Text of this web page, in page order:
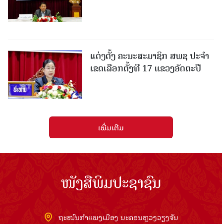
ແຕ່ງຕັ້ງ ຄະນະສະມາຊິກ ສພຊ ປະຈຳ
ເຂດເລືອກຕັ້ງທີ 17 ແຂວງອັດຕະປື
ເພີ່ມເຕີມ
ໜັງສືພິມປະຊາຊົນ
ຖະໜົນກຳແພງເມືອງ ນະຄອນຫຼວງວຽງຈັນ